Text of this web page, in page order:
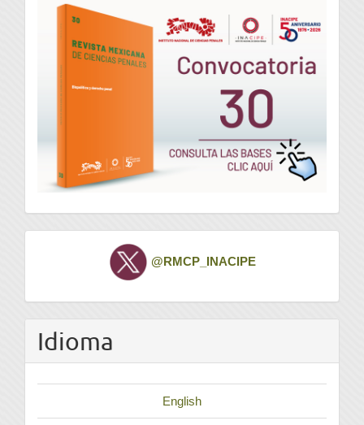
convocatoria
Twitter @RMCP_INACIPE
Idioma
English